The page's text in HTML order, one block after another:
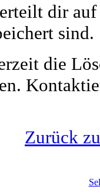
dir
sind.
die
Zurück